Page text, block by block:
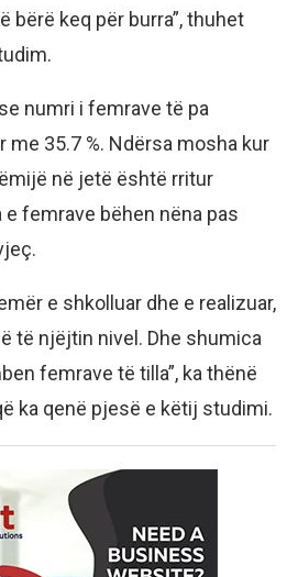
bërë keq për burra”, thuhet
numri i femrave të pa
me 35.7 %. Ndërsa mosha kur
në jetë është rritur
femrave bëhen nëna pas
e shkolluar dhe e realizuar,
të njëjtin nivel. Dhe shumica
femrave të tilla”, ka thënë
ka qenë pjesë e këtij studimi.